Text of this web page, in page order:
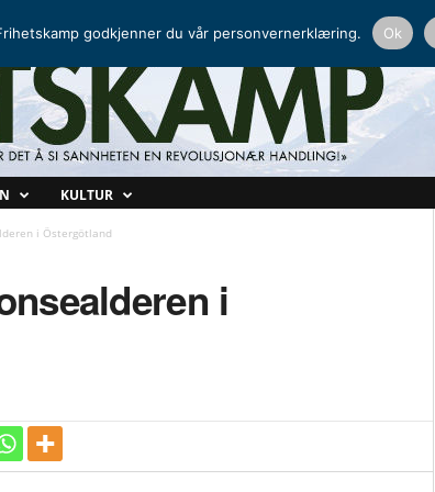
KULTUR
i Östergötland
i
godkjenner du vår personvernerklæring. Ok